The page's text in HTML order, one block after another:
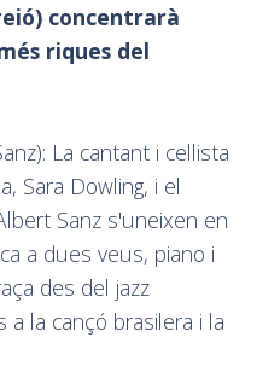
concentrarà
riques del
La cantant i cellista
Sara Dowling, i el
Sanz s'uneixen en
a dues veus, piano i
des del jazz
a la cançó brasilera i la